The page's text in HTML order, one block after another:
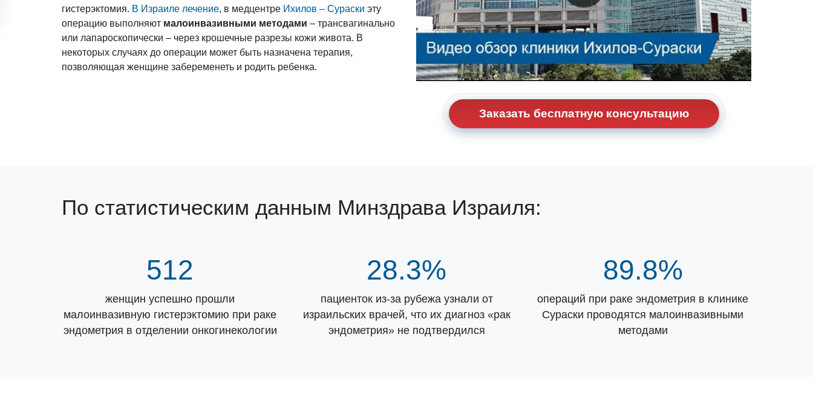
гистерэктомия. В Израиле лечение, в медцентре Ихилов – Сураски эту
операцию выполняют малоинвазивными методами – трансвагинально
или лапароскопически – через крошечные разрезы кожи живота. В
некоторых случаях до операции может быть назначена терапия,
позволяющая женщине забеременеть и родить ребенка.
Заказать бесплатную консультацию
По статистическим данным Минздрава Израиля:
512
женщин успешно прошли
малоинвазивную гистерэктомию при раке
эндометрия в отделении онкогинекологии
28.3%
пациенток из-за рубежа узнали от
израильских врачей, что их диагноз «рак
эндометрия» не подтвердился
89.8%
операций при раке эндометрия в клинике
Сураски проводятся малоинвазивными
методами